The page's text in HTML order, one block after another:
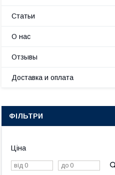
Статьи
О нас
Отзывы
Доставка и оплата
ФІЛЬТРИ
Ціна